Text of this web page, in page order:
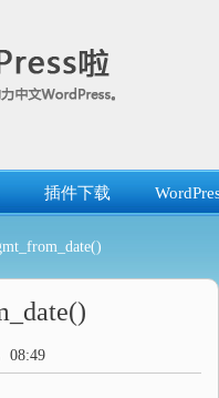
插件下载
08:49